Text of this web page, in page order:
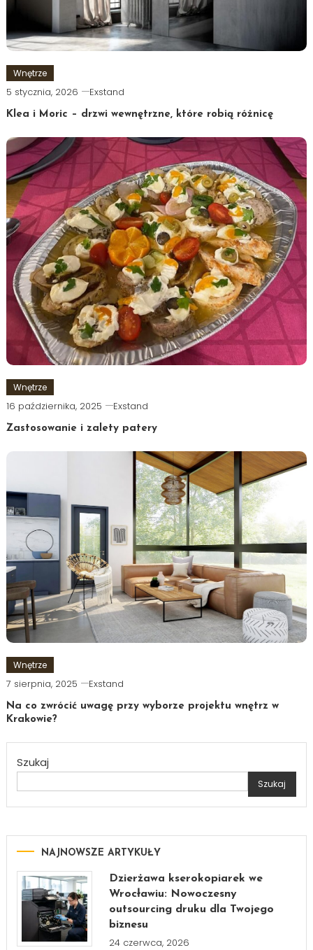
Wnętrze
5 stycznia, 2026 Exstand
Klea i Moric – drzwi wewnętrzne, które robią różnicę
Wnętrze
16 października, 2025 Exstand
Zastosowanie i zalety patery
Wnętrze
7 sierpnia, 2025 Exstand
Na co zwrócić uwagę przy wyborze projektu wnętrz w
Krakowie?
Szukaj
Szukaj
NAJNOWSZE ARTYKUŁY
Dzierżawa kserokopiarek we
Wrocławiu: Nowoczesny
outsourcing druku dla Twojego
biznesu
24 czerwca, 2026